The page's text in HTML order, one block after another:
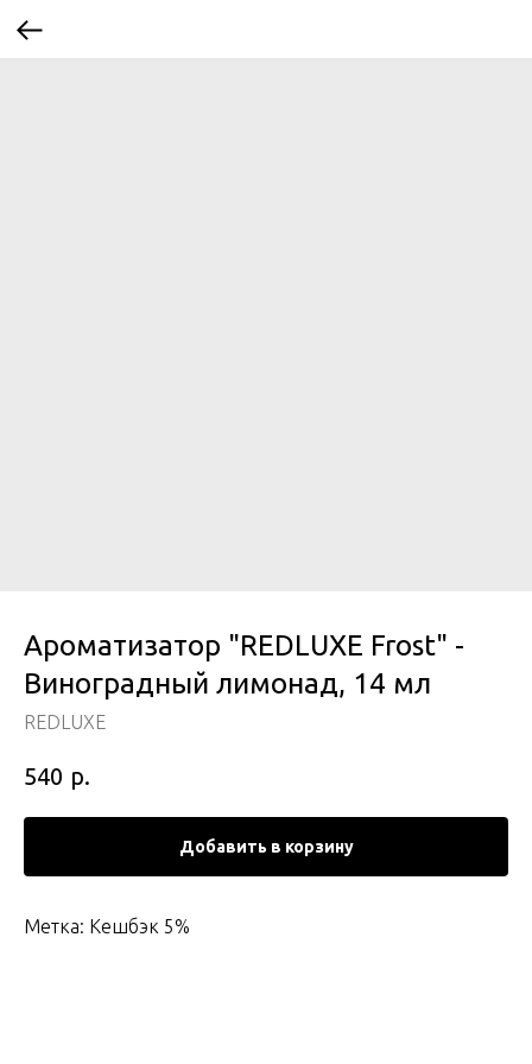
Ароматизатор "REDLUXE Frost" -
Виноградный лимонад, 14 мл
REDLUXE
540 р.
Добавить в корзину
Метка: Кешбэк 5%